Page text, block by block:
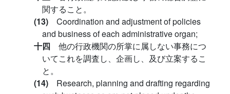
関すること。
(13) Coordination and adjustment of policies
and business of each administrative organ;
十四 他の行政機関の所掌に属しない事務につ
いてこれを調査し、企画し、及び立案するこ
と。
(14) Research, planning and drafting regarding